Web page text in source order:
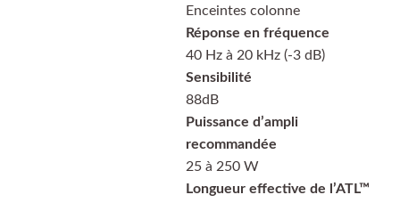
Enceintes colonne
Réponse en fréquence
40 Hz à 20 kHz (-3 dB)
Sensibilité
88dB
Puissance d’ampli
recommandée
25 à 250 W
Longueur effective de l’ATL™